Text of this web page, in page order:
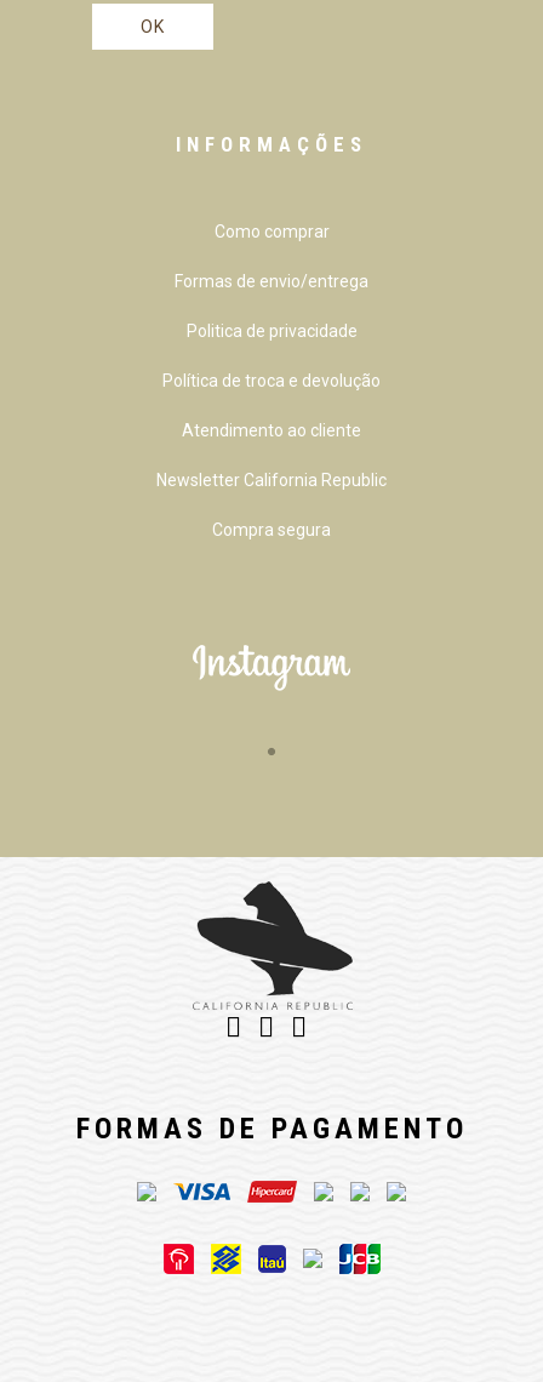
INFORMAÇÕES
Como comprar
Formas de envio/entrega
Politica de privacidade
Política de troca e devolução
Atendimento ao cliente
Newsletter California Republic
Compra segura
FORMAS DE PAGAMENTO